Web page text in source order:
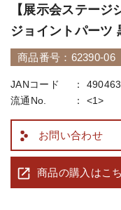
【展示会ステー
ジョイントパーツ
商品番号：62390-06
JANコード
流通No.
<1>
お問い合わせ
商品の購入はこ